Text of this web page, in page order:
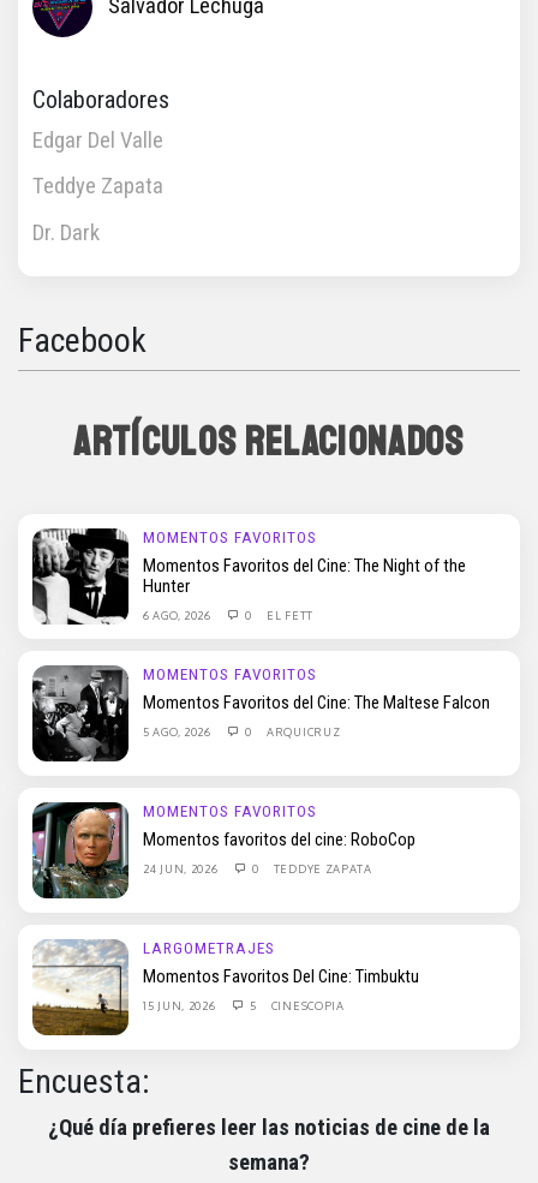
Salvador Lechuga
Colaboradores
Edgar Del Valle
Teddye Zapata
Dr. Dark
Facebook
ARTÍCULOS RELACIONADOS
MOMENTOS FAVORITOS
Momentos Favoritos del Cine: The Night of the
Hunter
6 AGO, 2026 0 EL FETT
MOMENTOS FAVORITOS
Momentos Favoritos del Cine: The Maltese Falcon
5 AGO, 2026 0 ARQUICRUZ
MOMENTOS FAVORITOS
Momentos favoritos del cine: RoboCop
24 JUN, 2026 0 TEDDYE ZAPATA
LARGOMETRAJES
Momentos Favoritos Del Cine: Timbuktu
15 JUN, 2026 5 CINESCOPIA
Encuesta:
¿Qué día prefieres leer las noticias de cine de la
semana?